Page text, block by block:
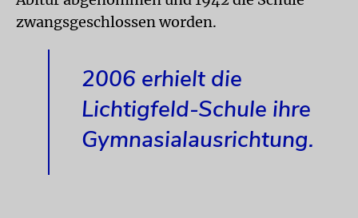
zwangsgeschlossen worden.
2006 erhielt die
Lichtigfeld-Schule ihre
Gymnasialausrichtung.